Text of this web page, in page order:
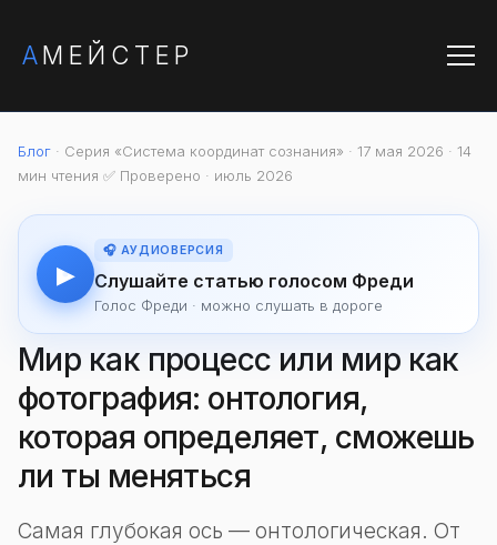
АМЕЙСТЕР
Блог · Серия «Система координат сознания» · 17 мая 2026 · 14
мин чтения ✅ Проверено · июль 2026
▶
🎧 АУДИОВЕРСИЯ
Слушайте статью голосом Фреди
Голос Фреди · можно слушать в дороге
Мир как процесс или мир как
фотография: онтология,
которая определяет, сможешь
ли ты меняться
Самая глубокая ось — онтологическая. От